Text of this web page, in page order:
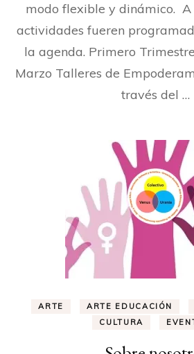
modo flexible y dinámico.
actividades fueren
la agenda. Primero
Marzo Talleres de
través del …
ARTE ARTE EDUCACIÓN
CULTURA